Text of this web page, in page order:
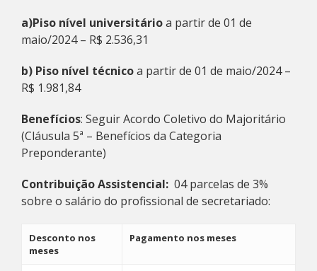
a)Piso nível universitárioa partir de 01 de
maio/2024 – R$ 2.536,31
b) Piso nível técnicoa partir de 01 de maio/2024 –
R$ 1.981,84
Benefícios: Seguir Acordo Coletivo do Majoritário
(Cláusula 5ª – Benefícios da Categoria
Preponderante)
Contribuição Assistencial: 04 parcelas de 3%
sobre o salário do profissional de secretariado:
Desconto nos
meses
Pagamento nos meses